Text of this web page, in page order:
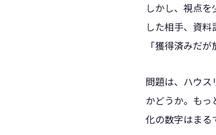
しかし、視点
した相手、資
「獲得済みだ
問題は、ハウス
かどうか。も
化の数字はまる